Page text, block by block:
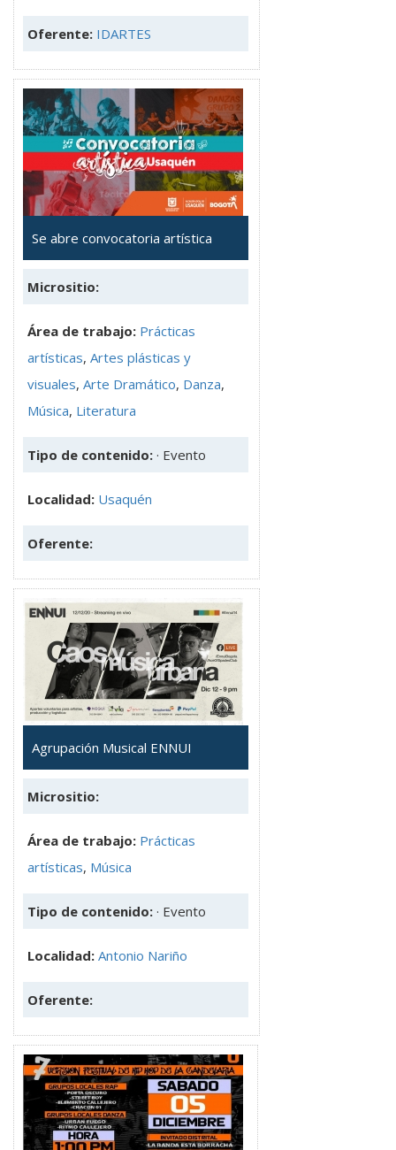
Oferente: IDARTES
Se abre convocatoria artística
Micrositio:
Área de trabajo: Prácticas
artísticas, Artes plásticas y
visuales, Arte Dramático, Danza,
Música, Literatura
Tipo de contenido: · Evento
Localidad: Usaquén
Oferente:
Agrupación Musical ENNUI
Micrositio:
Área de trabajo: Prácticas
artísticas, Música
Tipo de contenido: · Evento
Localidad: Antonio Nariño
Oferente: